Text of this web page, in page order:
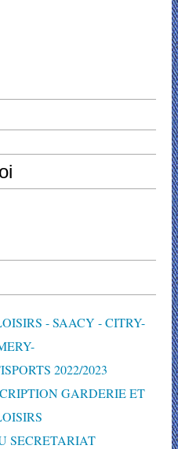
- SAACY - CITRY-
2022/2023
GARDERIE ET
SECRETARIAT